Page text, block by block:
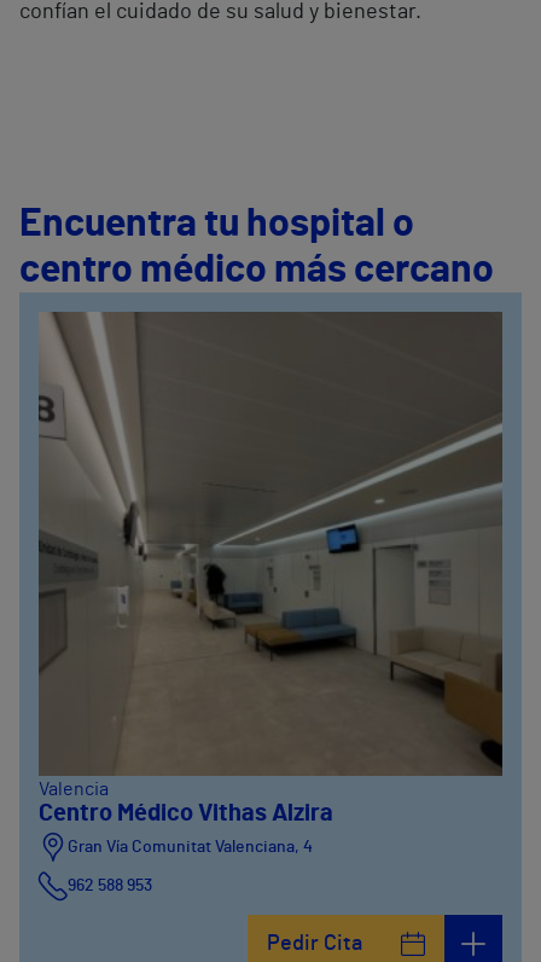
confían el cuidado de su salud y bienestar.
Encuentra tu hospital o
centro médico más cercano
Valencia
Centro Médico Vithas Alzira
Gran Vía Comunitat Valenciana, 4
962 588 953
Pedir Cita